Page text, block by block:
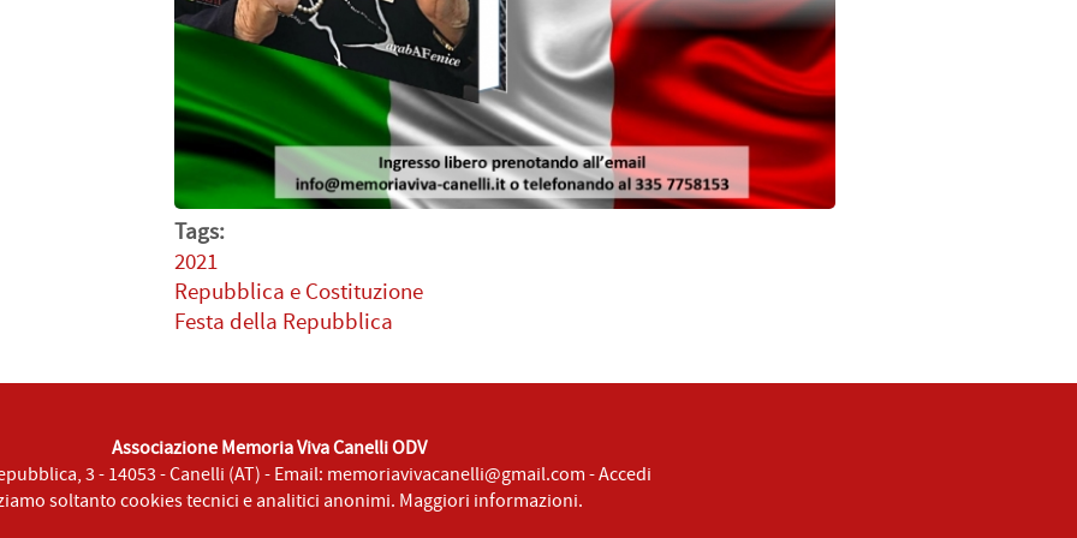
Tags:
2021
Repubblica e Costituzione
Festa della Repubblica
Associazione Memoria Viva Canelli ODV
3 - 14053 - Canelli (AT) - Email: memoriavivacanelli@gmail.com-Accedi
soltanto cookies tecnici e analitici anonimi. Maggiori informazioni.